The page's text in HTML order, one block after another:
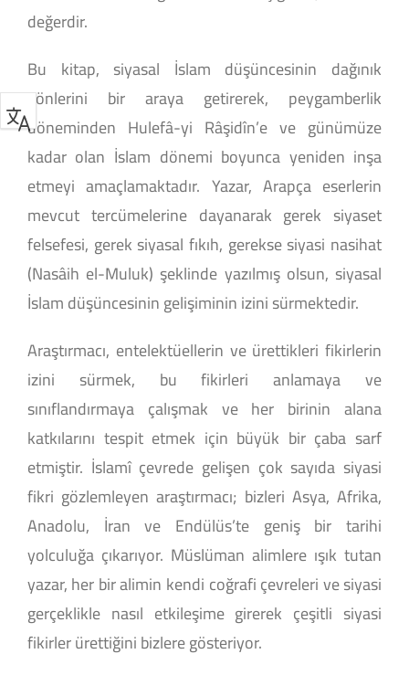
değerdir.
Bu kitap, siyasal İslam düşüncesinin dağınık
yönlerini bir araya getirerek, peygamberlik
döneminden Hulefâ-yi Râşidîn’e ve günümüze
kadar olan İslam dönemi boyunca yeniden inşa
etmeyi amaçlamaktadır. Yazar, Arapça eserlerin
mevcut tercümelerine dayanarak gerek siyaset
felsefesi, gerek siyasal fıkıh, gerekse siyasi nasihat
(Nasâih el-Muluk) şeklinde yazılmış olsun, siyasal
İslam düşüncesinin gelişiminin izini sürmektedir.
Araştırmacı, entelektüellerin ve ürettikleri fikirlerin
izini sürmek, bu fikirleri anlamaya ve
sınıflandırmaya çalışmak ve her birinin alana
katkılarını tespit etmek için büyük bir çaba sarf
etmiştir. İslamî çevrede gelişen çok sayıda siyasi
fikri gözlemleyen araştırmacı; bizleri Asya, Afrika,
Anadolu, İran ve Endülüs’te geniş bir tarihi
yolculuğa çıkarıyor. Müslüman alimlere ışık tutan
yazar, her bir alimin kendi coğrafi çevreleri ve siyasi
gerçeklikle nasıl etkileşime girerek çeşitli siyasi
fikirler ürettiğini bizlere gösteriyor.